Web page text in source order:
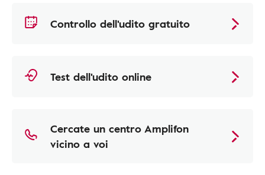
Controllo dell'udito gratuito
Test dell'udito online
Cercate un centro Amplifon
vicino a voi